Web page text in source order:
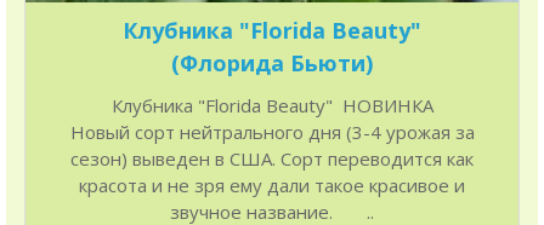
Клубника "Florida Beauty"
(Флорида Бьюти)
Клубника "Florida Beauty" НОВИНКА
Новый сорт нейтрального дня (3-4 урожая за
сезон) выведен в США. Сорт переводится как
красота и не зря ему дали такое красивое и
звучное название. ..